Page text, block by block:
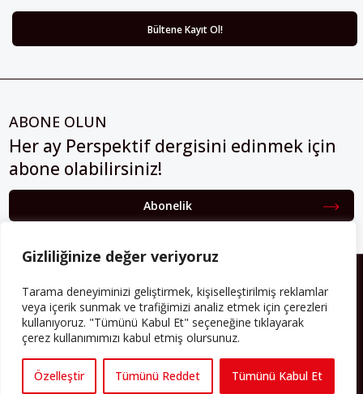
Gizliliğinize değer veriyoruz
Tarama deneyiminizi geliştirmek, kişiselleştirilmiş reklamlar
veya içerik sunmak ve trafiğimizi analiz etmek için çerezleri
kullanıyoruz. "Tümünü Kabul Et" seçeneğine tıklayarak
çerez kullanımımızı kabul etmiş olursunuz.
Özelleştir Tümünü Reddet Tümünü Kabul Et
ABONE OLUN
Her ay Perspektif dergisini edinmek için
abone olabilirsiniz!
Abonelik
Avrupa’ya işçi göçü yarım asrı ardında bırakırken Müslümanlar da
bulundukları ülkelerde kalıcı hâle geldiler. Bu durum “vatan”,
“aidiyet”, “İslam” ve “Avrupa” gibi birçok kavramın çift taraflı olarak
sorgulanmasına neden oldu. Avrupa’da yerleşik bir Müslüman
cemaatin oluşması, hem yerleşik kültür ve siyasi düzen için, hem
de Müslümanlar için yeni sorulara da kapı araladı.